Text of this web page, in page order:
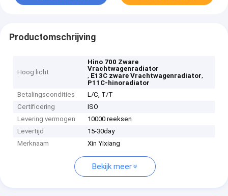
Productomschrijving
Hoog licht
Hino 700 Zware
Vrachtwagenradiator
, E13C zware Vrachtwagenradiator,
P11C-hinoradiator
Betalingscondities
L/C, T/T
Certificering
ISO
Levering vermogen
10000 reeksen
Levertijd
15-30day
Merknaam
Xin Yixiang
Bekijk meer